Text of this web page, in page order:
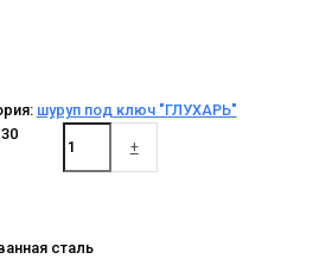
шуруп под ключ "ГЛУХАРЬ"
+
сталь